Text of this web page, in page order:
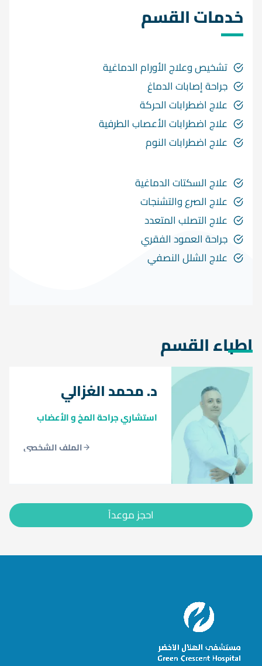
خدمات القسم
تشخيص وعلاج الأورام الدماغية
جراحة إصابات الدماغ
علاج اضطرابات الحركة
علاج اضطرابات الأعصاب الطرفية
علاج اضطرابات النوم
علاج السكتات الدماغية
علاج الصرع والتشنجات
علاج التصلب المتعدد
جراحة العمود الفقري
علاج الشلل النصفي
اطباء القسم
د. محمد الغزالي
استشاري جراحة المخ و الأعضاب
الملف الشخصي
احجز موعداً